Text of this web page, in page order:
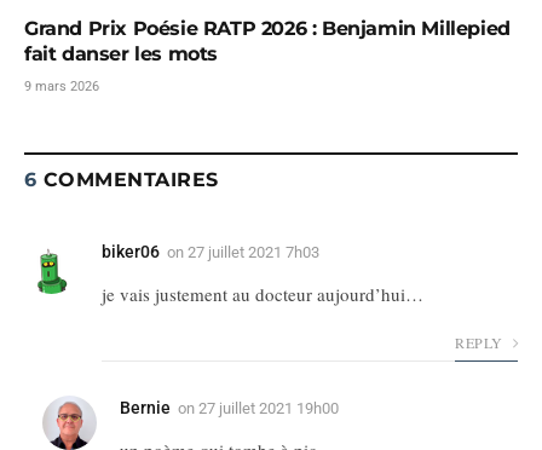
Grand Prix Poésie RATP 2026 : Benjamin Millepied
fait danser les mots
9 mars 2026
6 COMMENTAIRES
biker06 on 27 juillet 2021 7h03
je vais justement au docteur aujourd’hui…
REPLY
Bernie on 27 juillet 2021 19h00